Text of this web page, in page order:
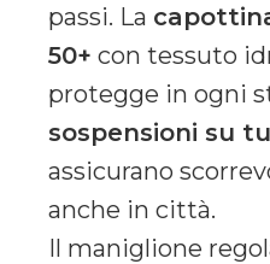
passi. La
50+ con tessuto
protegge in ogni
sospensioni su
assicurano
anche in città.
Il maniglione